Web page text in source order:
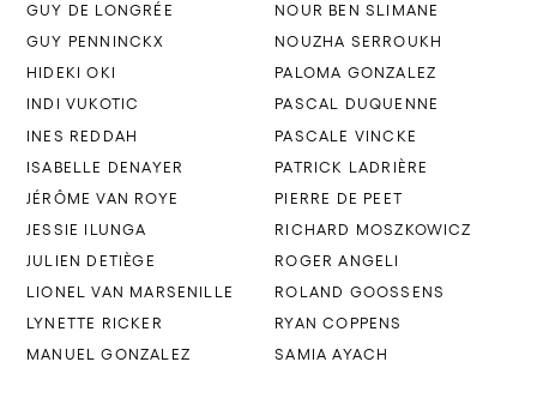
GUY DE LONGRÉE
GUY PENNINCKX
HIDEKI OKI
INDI VUKOTIC
INES REDDAH
ISABELLE DENAYER
JÉRÔME VAN ROYE
JESSIE ILUNGA
JULIEN DETIÈGE
LIONEL VAN MARSENILLE
LYNETTE RICKER
MANUEL GONZALEZ
NOUR BEN SLIMANE
NOUZHA SERROUKH
PALOMA GONZALEZ
PASCAL DUQUENNE
PASCALE VINCKE
PATRICK LADRIÈRE
PIERRE DE PEET
RICHARD MOSZKOWICZ
ROGER ANGELI
ROLAND GOOSSENS
RYAN COPPENS
SAMIA AYACH